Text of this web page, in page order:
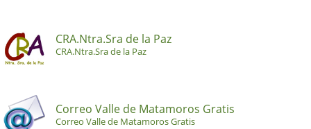
CRA.Ntra.Sra de la Paz
CRA.Ntra.Sra de la Paz
Correo Valle de Matamoros Gratis
Correo Valle de Matamoros Gratis